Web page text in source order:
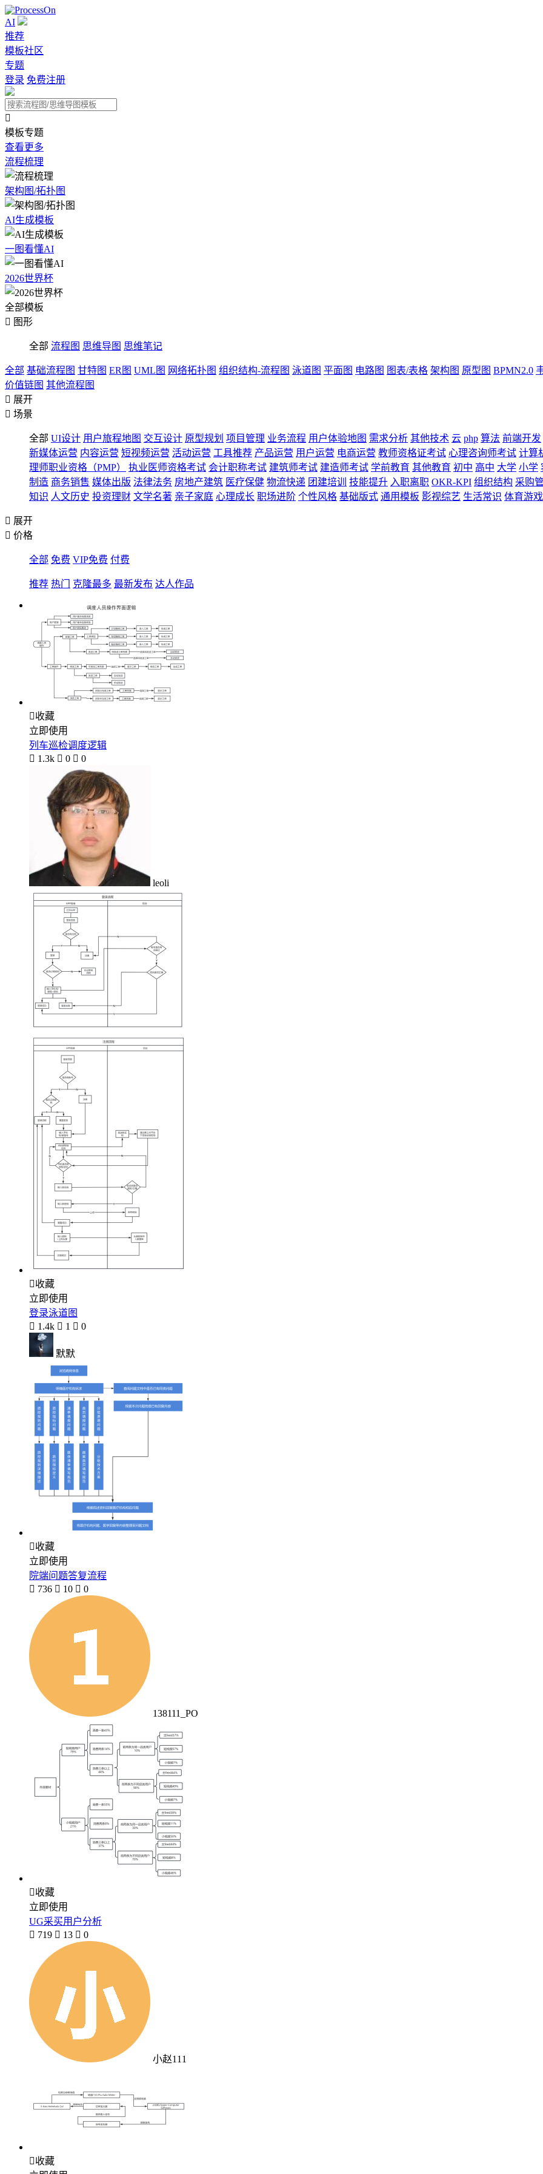
AI
推荐
模板社区
专题
登录 免费注册

模板专题
查看更多
流程梳理
架构图/拓扑图
AI生成模板
一图看懂AI
2026世界杯
全部模板
 图形
全部 流程图 思维导图 思维笔记
全部 基础流程图 甘特图 ER图 UML图 网络拓扑图 组织结构-流程图 泳道图 平面图 电路图 图表/表格 架构图 原型图 BPMN2.0
价值链图 其他流程图
 展开
 场景
全部 UI设计 用户旅程地图 交互设计 原型规划 项目管理 业务流程 用户体验地图 需求分析 其他技术 云 php 算法 前端开发
新媒体运营 内容运营 短视频运营 活动运营 工具推荐 产品运营 用户运营 电商运营 教师资格证考试 心理咨询师考试 计算
理师职业资格（PMP）
执业医师资格考试 会计职称考试 建筑师考试 建造师考试 学前教育 其他教育 初中 高中 大学 小学
制造 商务销售 媒体出版 法律法务 房地产建筑 医疗保健 物流快递 团建培训 技能提升 入职离职 OKR-KPI 组织结构 采购
知识 人文历史 投资理财 文学名著 亲子家庭 心理成长 职场进阶 个性风格 基础版式 通用模板 影视综艺 生活常识 体育游戏
 展开
 价格
全部 免费 VIP免费 付费
推荐 热门 克隆最多 最新发布 达人作品
收藏
立即使用
列车巡检调度逻辑
 1.3k  0  0
leoli
收藏
立即使用
登录泳道图
 1.4k  1  0
默默
收藏
立即使用
院端问题答复流程
 736  10  0
138111_PO
收藏
立即使用
UG采买用户分析
 719  13  0
小赵111
收藏